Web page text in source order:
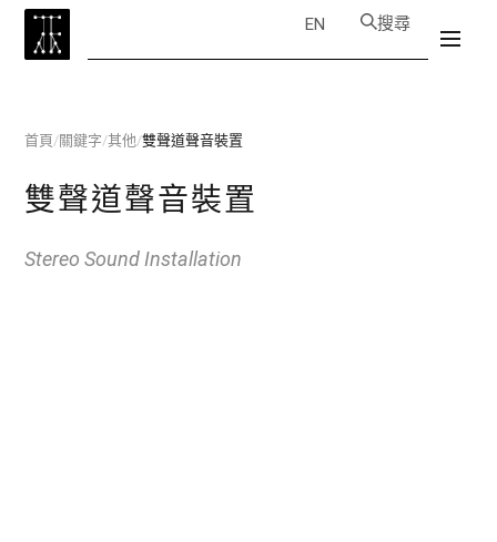
EN 搜尋
首頁/關鍵字/其他/雙聲道聲音裝置
雙聲道聲音裝置
Stereo Sound Installation